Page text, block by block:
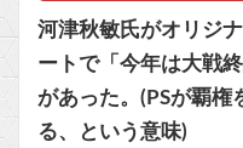
河津秋敏氏がオリジ
ートで「今年は大戦
があった。(PSが覇権
る、という意味)